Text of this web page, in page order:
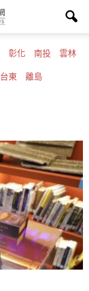
彰化 南投 雲林
台東 離島